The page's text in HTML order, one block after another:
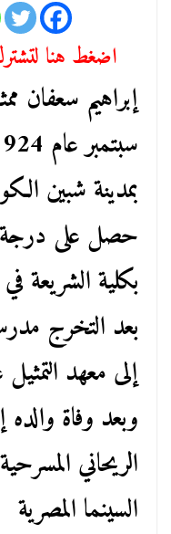
اضغط هنا
بمدينة شبين
حصل على درجة
بكلية الشريعة
بعد التخرج
وبعد وفاة
الريحاني
السينما المصرية